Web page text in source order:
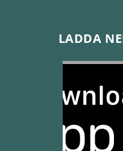
LADDA